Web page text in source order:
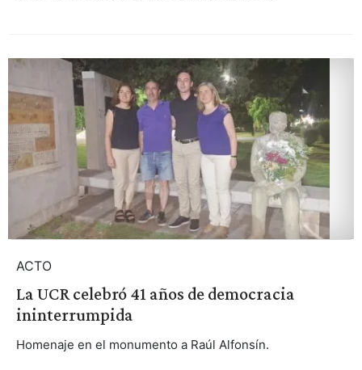
ACTO
La UCR celebró 41 años de democracia
ininterrumpida
Homenaje en el monumento a Raúl Alfonsín.